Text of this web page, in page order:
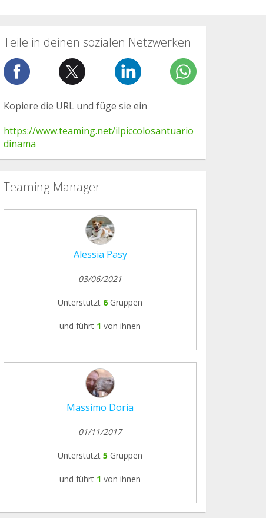
Teile in deinen sozialen Netzwerken
Kopiere die URL und füge sie ein
https://www.teaming.net/ilpiccolosantuario
dinama
Teaming-Manager
Alessia Pasy
03/06/2021
Unterstützt 6Gruppen
und führt 1 von ihnen
Massimo Doria
01/11/2017
Unterstützt 5 Gruppen
und führt 1 von ihnen